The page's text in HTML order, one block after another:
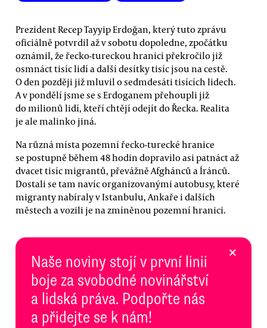
Prezident Recep Tayyip Erdoğan, který tuto zprávu
oficiálně potvrdil až v sobotu dopoledne, zpočátku
oznámil, že řecko-tureckou hranici překročilo již
osmnáct tisíc lidí a další desítky tisíc jsou na cestě.
O den později již mluvil o sedmdesáti tisících lidech.
A v pondělí jsme se s Erdoganem přehoupli již
do milionů lidí, kteří chtějí odejít do Řecka. Realita
je ale malinko jiná.
Na různá místa pozemní řecko-turecké hranice
se postupně během 48 hodin dopravilo asi patnáct až
dvacet tisíc migrantů, převážně Afghánců a Íránců.
Dostali se tam navíc organizovanými autobusy, které
migranty nabíraly v Istanbulu, Ankaře i dalších
městech a vozili je na zmíněnou pozemní hranici.
Naše noviny stojí v první linii
boje za svobodné novinářství
a lidská práva. Podpořte nás
a přidejte se k nám!
×